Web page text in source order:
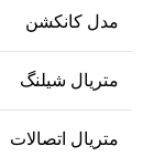
مدل کانکشن
متریال شیلنگ
متریال اتصالات